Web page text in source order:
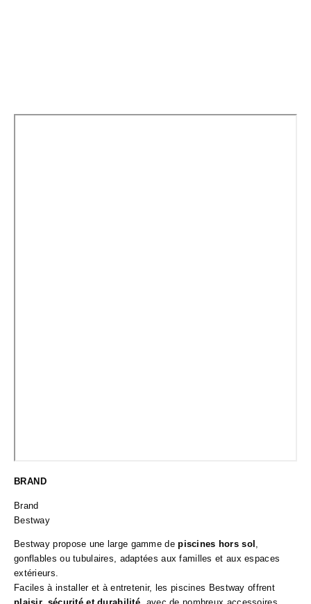
BRAND
Brand
Bestway
Bestway propose une large gamme depiscines hors sol ,
gonflables ou tubulaires, adaptées aux familles et aux espaces
extérieurs.
Faciles à installer et à entretenir, les piscines Bestway offrent